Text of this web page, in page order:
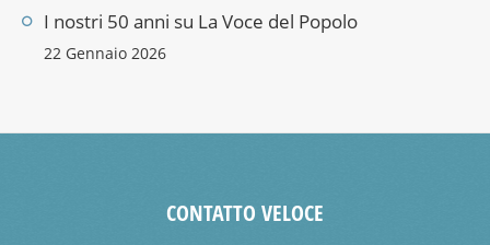
I nostri 50 anni su La Voce del Popolo
22 Gennaio 2026
CONTATTO VELOCE